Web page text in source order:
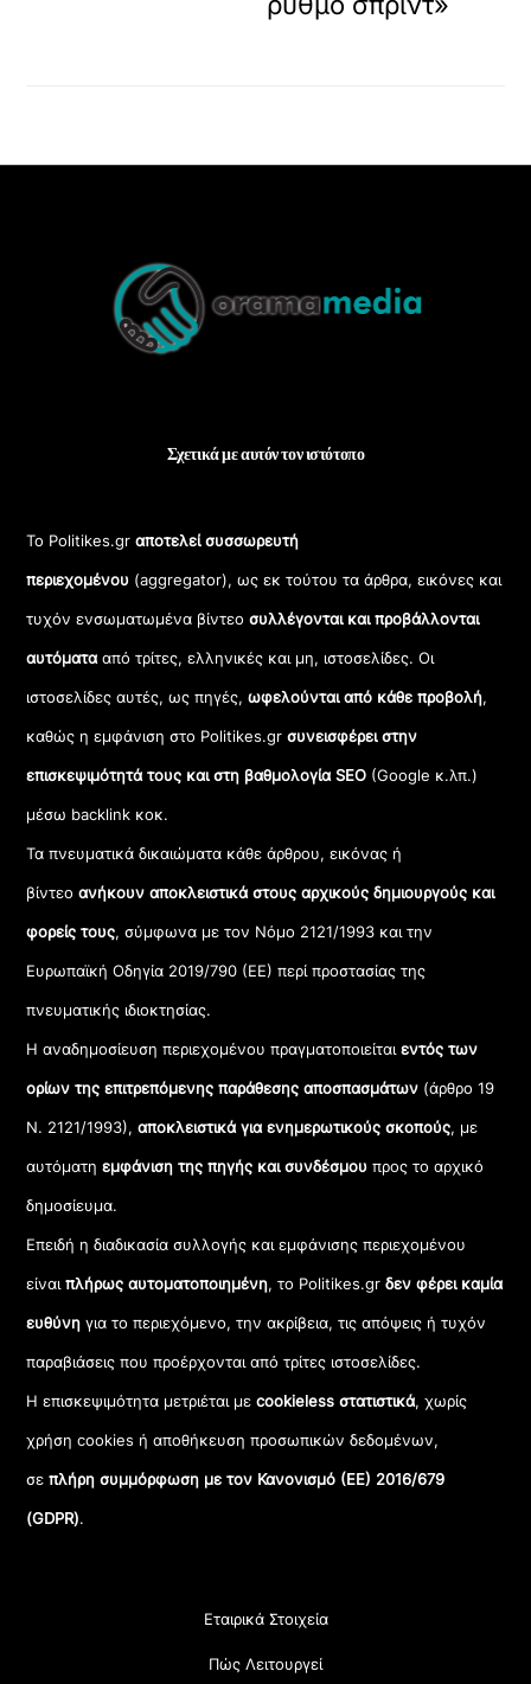
Top
Σχετικά με αυτόν τον ιστότοπο
Το Politikes.grαποτελεί συσσωρευτή
περιεχομένου (aggregator), ως εκ τούτου τα άρθρα, εικόνες και
τυχόν ενσωματωμένα βίντεοσυλλέγονται και προβάλλονται
αυτόματααπό τρίτες, ελληνικές και μη, ιστοσελίδες. Οι
ιστοσελίδες αυτές, ως πηγές,ωφελούνται από κάθε προβολή,
καθώς η εμφάνιση στο Politikes.gr συνεισφέρει στην
επισκεψιμότητά τους και στη βαθμολογία SEO (Google κ.λπ.)
μέσω backlink κοκ.
Τα πνευματικά δικαιώματα κάθε άρθρου, εικόνας ή
βίντεοανήκουν αποκλειστικά στους αρχικούς δημιουργούς και
φορείς τους, σύμφωνα με τον Νόμο 2121/1993 και την
Ευρωπαϊκή Οδηγία 2019/790 (ΕΕ) περί προστασίας της
πνευματικής ιδιοκτησίας.
Η αναδημοσίευση περιεχομένου πραγματοποιείταιεντός των
ορίων της επιτρεπόμενης παράθεσης αποσπασμάτων (άρθρο 19
Ν. 2121/1993), αποκλειστικά για ενημερωτικούς σκοπούς, με
αυτόματηεμφάνιση της πηγής και συνδέσμου προς το αρχικό
δημοσίευμα.
Επειδή η διαδικασία συλλογής και εμφάνισης περιεχομένου
είναιπλήρως αυτοματοποιημένη, το Politikes.grδεν φέρει καμία
ευθύνη για το περιεχόμενο, την ακρίβεια, τις απόψεις ή τυχόν
παραβιάσεις που προέρχονται από τρίτες ιστοσελίδες.
Η επισκεψιμότητα μετριέται μεcookieless στατιστικά, χωρίς
χρήση cookies ή αποθήκευση προσωπικών δεδομένων,
σεπλήρη συμμόρφωση με τον Κανονισμό (ΕΕ) 2016/679
(GDPR).
Εταιρικά Στοιχεία
Πώς Λειτουργεί